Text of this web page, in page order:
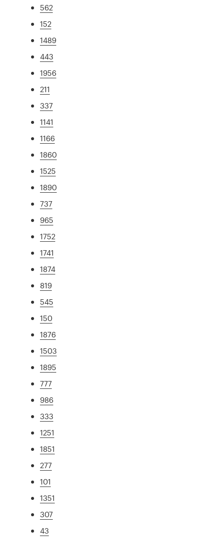
562
152
1489
443
1956
211
337
1141
1166
1860
1525
1890
737
965
1752
1741
1874
819
545
150
1876
1503
1895
777
986
333
1251
1851
277
101
1351
307
43